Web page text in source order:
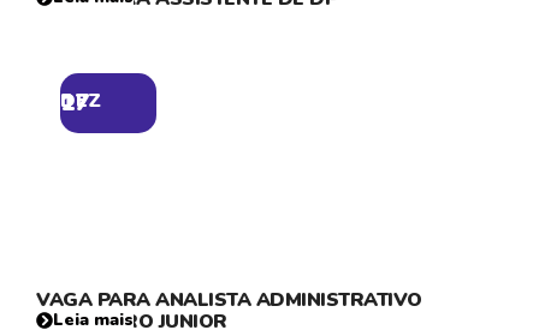
17
DEZ
VAGA PARA ANALISTA ADMINISTRATIVO
FINANCEIRO JUNIOR
Leia mais